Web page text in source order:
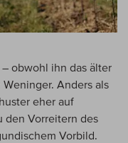
obwohl ihn das älter
Anders als
eher auf
den Vorreitern des
Vorbild.